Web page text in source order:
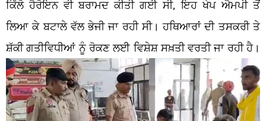
ਕਿੱਲੋ ਹੈਰੋਇਨ ਵੀ ਬਰਾਮਦ ਕੀਤਗਈ ਸ,ਇਹ ਖੇਪ ਐਮਪੀ ਤੋਂ
ਲਿਆ ਕੇ ਬਟਾਲੇ ਵੱਲ ਭੇਜਜਾ ਰਹਸ। ਹਥਿਆਰਾਂ ਦੀ ਤਸਕਰੀ ਤੇ
ਸ਼ੱਕੀ ਗਤੀਵਿਧੀਆਂ ਨੂੰ ਰੋਕਣ ਲਈ ਵਿਸ਼ੇਸ਼ ਸਖ਼ਤੀਵਰਤੀ ਜਾ ਰਹੀ ਹੈ।